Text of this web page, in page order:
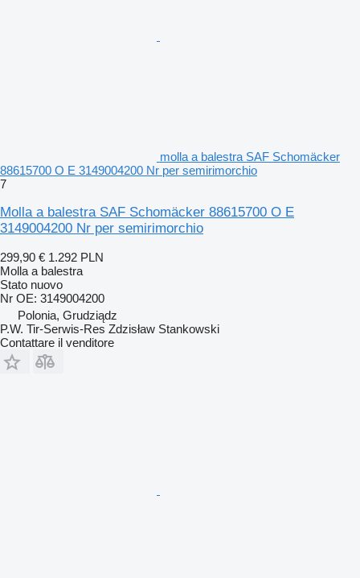
molla a balestra SAF Schomäcker
88615700 O E 3149004200 Nr per semirimorchio
7
Molla a balestra SAF Schomäcker 88615700 O E
3149004200 Nr per semirimorchio
299,90 € 1.292 PLN
Molla a balestra
Stato nuovo
Nr OE: 3149004200
Polonia, Grudziądz
P.W. Tir-Serwis-Res Zdzisław Stankowski
Contattare il venditore